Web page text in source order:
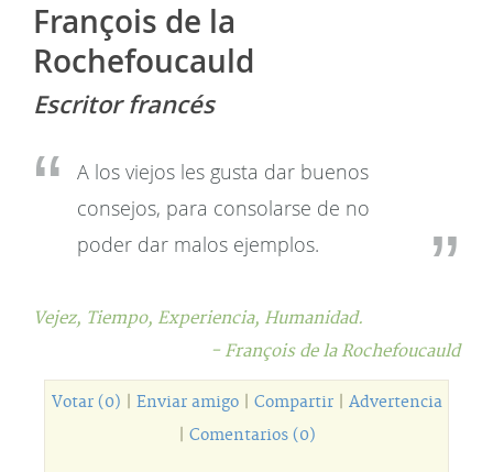
François de la
Rochefoucauld
Escritor francés
A los viejos les gusta dar buenos
consejos, para consolarse de no
poder dar malos ejemplos.
Vejez, Tiempo, Experiencia, Humanidad.
- François de la Rochefoucauld
Votar (0) Enviar amigo| Compartir| Advertencia
Comentarios (0)